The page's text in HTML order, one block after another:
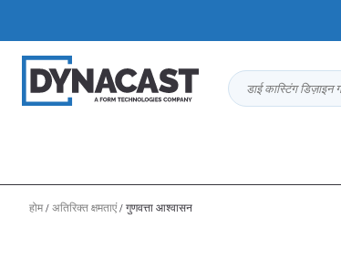
डाई कास्टिंग
होम/अतिरिक्त क्षमताएं/गुणवत्ता आश्वासन